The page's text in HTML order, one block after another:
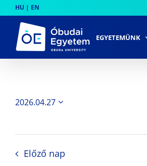
to
content
HU | EN
EGYETEMÜNK
2026.04.27
Előző nap